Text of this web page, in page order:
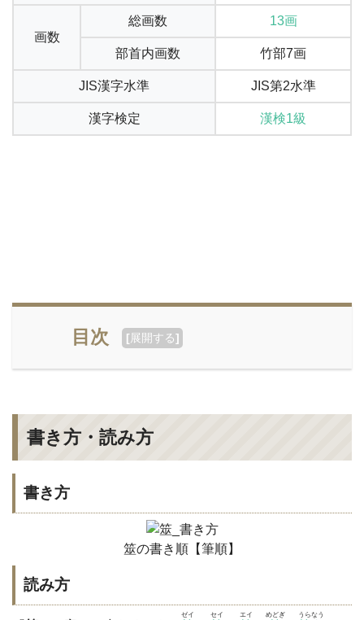
画数
総画数 13画
部首内画数 竹部7画
JIS漢字水準 JIS第2水準
漢字検定 漢検1級
目次 [展開する]
書き方・読み方
書き方
筮の書き順【筆順】
読み方
ゼイ セイ エイ めどぎ うらなう